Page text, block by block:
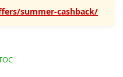
summer-cashback/